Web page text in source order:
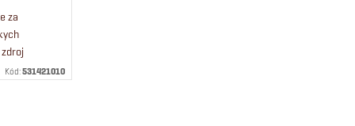
za
Kód:531421010